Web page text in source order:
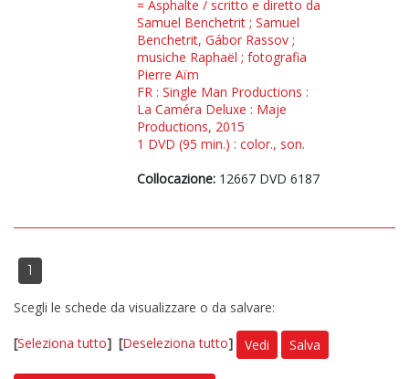
= Asphalte / scritto e diretto da
Samuel Benchetrit ; Samuel
Benchetrit, Gábor Rassov ;
musiche Raphaël ; fotografia
Pierre Aïm
FR : Single Man Productions :
La Caméra Deluxe : Maje
Productions, 2015
1 DVD (95 min.) : color., son.
Collocazione: 12667 DVD 6187
1
Scegli le schede da visualizzare o da salvare:
[Seleziona tutto] [Deseleziona tutto] Vedi Salva